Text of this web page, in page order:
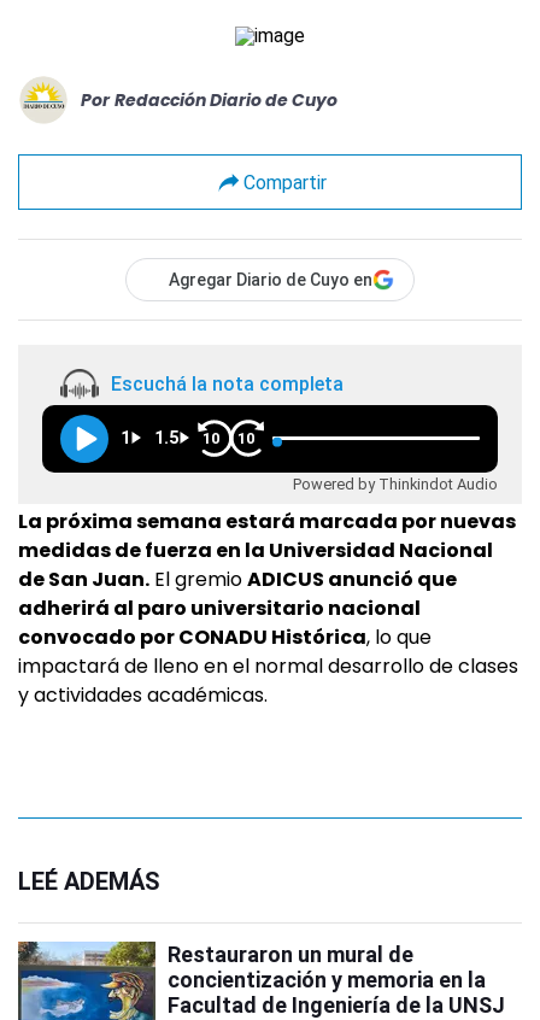
Por Redacción Diario de Cuyo
Compartir
Agregar Diario de Cuyo en
Escuchá la nota completa
1 1.5 10 10
Powered by Thinkindot Audio
La próxima semana estará marcada por nuevas
medidas de fuerza en la Universidad Nacional
de San Juan. El gremioADICUS anunció que
adherirá al paro universitario nacional
convocado por CONADU Histórica, lo que
impactará de lleno en el normal desarrollo de clases
y actividades académicas.
LEÉ ADEMÁS
Restauraron un mural de
concientización y memoria en la
Facultad de Ingeniería de la UNSJ